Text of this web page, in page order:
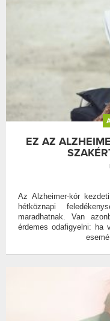
EZ AZ
Az Alzheimer-kór
hétköznapi
maradhatnak. Van
érdemes odafigyelni: ha